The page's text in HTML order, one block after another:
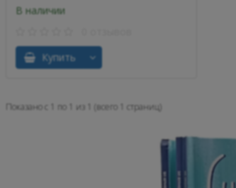
В наличии
Купить
Показано с 1 по 1 из 1 (всего 1 страниц)